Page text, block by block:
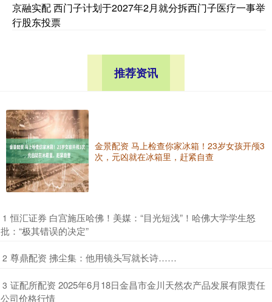
京融实配 西门子计划于2027年2月就分拆西门子医疗一事举
行股东投票
推荐资讯
金景配资 马上检查你家冰箱！23岁女孩开颅3
次，元凶就在冰箱里，赶紧自查
1 ​恒汇证券 白宫施压哈佛！美媒：“目光短浅”！哈佛大学学生怒
批：“极其错误的决定”
2 ​尊鼎配资 拂尘集：他用镜头写就长诗……
3 ​证配所配资 2025年6月18日金昌市金川天然农产品发展有限责任
公司价格行情